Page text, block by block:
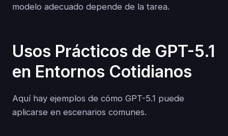
modelo adecuado depende de la tarea.
Usos Prácticos de GPT-5.1
en Entornos Cotidianos
Aquí hay ejemplos de cómo GPT-5.1 puede
aplicarse en escenarios comunes.